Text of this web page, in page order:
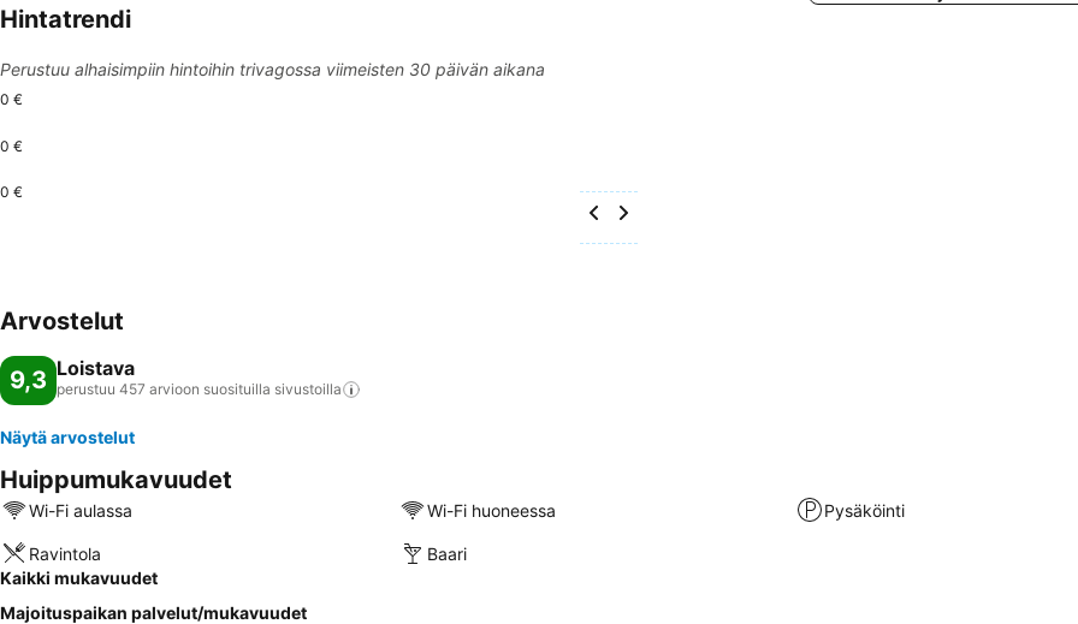
Hintatrendi
Perustuu alhaisimpiin hintoihin trivagossa viimeisten 30 päivän aikana
0 €
0 €
0 €
Arvostelut
9,3 Loistava
perustuu 457 arvioon suosituilla sivustoilla
Näytä arvostelut
Huippumukavuudet
Wi-Fi aulassa Wi-Fi huoneessa Pysäköinti
Ravintola
Baari
Kaikki mukavuudet
Majoituspaikan palvelut/mukavuudet